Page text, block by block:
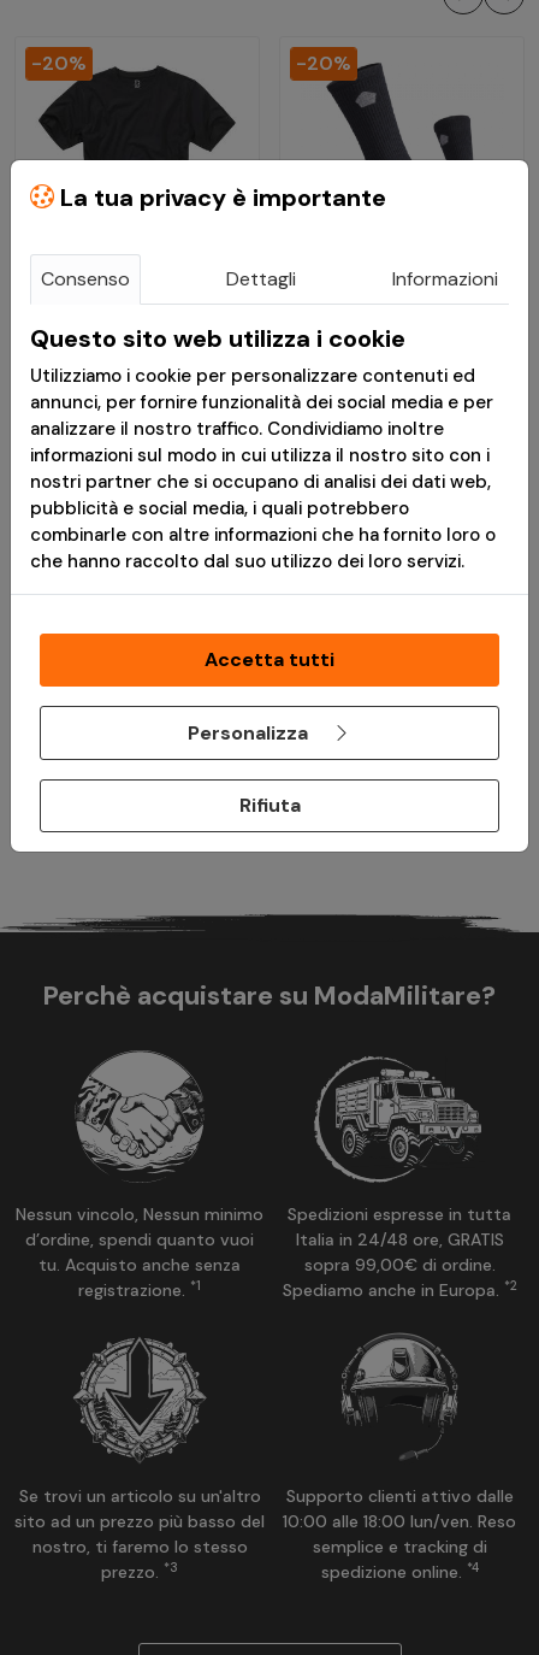
-20%
€ 10,89
T-Shirt - Nero - Brandit
Consegna in 24h
-20%
€ 9,89
Calze Uomo Alpine
Light in Lana Merino
Nere - Pentagon
Disponibile
30,00 a € 2.000,00. L'idoneità a Paga in 3 rate è soggetta ad
approvazione da parte di PayPal (Europe) S.à r.l. et Cie, S.C.A.,
che è il creditore. TAEG 0%. Prima di fare domanda, consulta il
Foglio Informativoe iTermini e Condizionidisponibili durante il
processo di acquisto. Un finanziamento è un impegno
vincolante e deve essere rimborsato. Assicurati di essere in
grado di ripagare prima di prendere un impegno.
Perchè acquistare su ModaMilitare?
Nessun vincolo, Nessun minimo
d’ordine, spendi quanto vuoi
tu. Acquisto anche senza
registrazione. *1
Spedizioni espresse in tutta
Italia in 24/48 ore, GRATIS
sopra 99,00€ di ordine.
Spediamo anche in Europa. *2
Se trovi un articolo su un'altro
sito ad un prezzo più basso del
nostro, ti faremo lo stesso
prezzo. *3
Supporto clienti attivo dalle
10:00 alle 18:00 lun/ven. Reso
semplice e tracking di
spedizione online. *4
La tua privacy è importante
Consenso Dettagli Informazioni
Questo sito web utilizza i cookie
Utilizziamo i cookie per personalizzare contenuti ed
annunci, per fornire funzionalità dei social media e per
analizzare il nostro traffico. Condividiamo inoltre
informazioni sul modo in cui utilizza il nostro sito con i
nostri partner che si occupano di analisi dei dati web,
pubblicità e social media, i quali potrebbero
combinarle con altre informazioni che ha fornito loro o
che hanno raccolto dal suo utilizzo dei loro servizi.
Accetta tutti
Personalizza
Rifiuta